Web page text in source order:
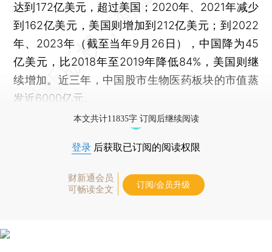
达到172亿美元，超过美国；2020年、2021年减少
到162亿美元，美国则增加到212亿美元；到2022
年、2023年（截至当年9月26日），中国降为45
亿美元，比2018年至2019年降低84%，美国则继
续增加。近三年，中国股市生物医药板块的市值蒸
发近6000亿元。
本文共计11835字 订阅后继续阅读
登录 后获取已订阅的阅读权限
财新通会员
可畅读全文
订阅/会员升级